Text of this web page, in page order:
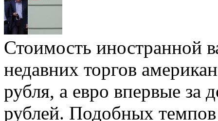
Стоимость иностранной
недавних торгов
рубля, а евро впервые за
рублей. Подобных